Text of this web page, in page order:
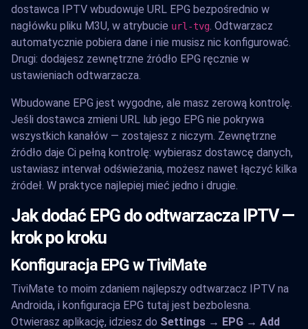
dostawca IPTV wbudowuje URL EPG bezpośrednio w
nagłówku pliku M3U, w atrybucie url-tvg . Odtwarzacz
automatycznie pobiera dane i nie musisz nic konfigurować.
Drugi: dodajesz zewnętrzne źródło EPG ręcznie w
ustawieniach odtwarzacza.
Wbudowane EPG jest wygodne, ale masz zerową kontrolę.
Jeśli dostawca zmieni URL lub jego EPG nie pokrywa
wszystkich kanałów — zostajesz z niczym. Zewnętrzne
źródło daje Ci pełną kontrolę: wybierasz dostawcę danych,
ustawiasz interwał odświeżania, możesz nawet łączyć kilka
źródeł. W praktyce najlepiej mieć jedno i drugie.
Jak dodać EPG do odtwarzacza IPTV —
krok po kroku
Konfiguracja EPG w TiviMate
TiviMate to moim zdaniem najlepszy odtwarzacz IPTV na
Androida, i konfiguracja EPG tutaj jest bezbolesna.
Otwierasz aplikację, idziesz do Settings → EPG → Add